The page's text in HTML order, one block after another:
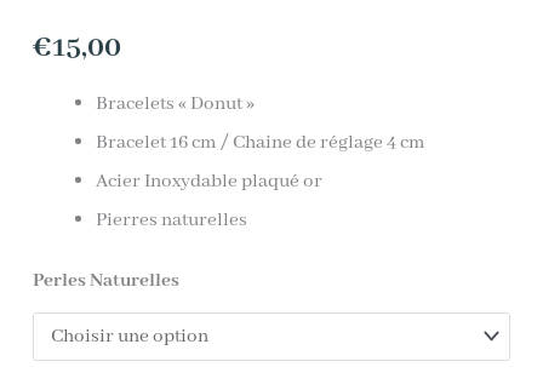
€15,00
Bracelets « Donut »
Bracelet 16 cm / Chaine de réglage 4 cm
Acier Inoxydable plaqué or
Pierres naturelles
Perles Naturelles